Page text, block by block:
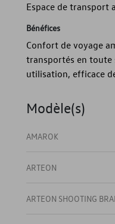
Espace de transport
Bénéfices
Confort de voyage
transportés en toute
utilisation, efficace
Modèle(s)
AMAROK
ARTEON
ARTEON SHOOTING